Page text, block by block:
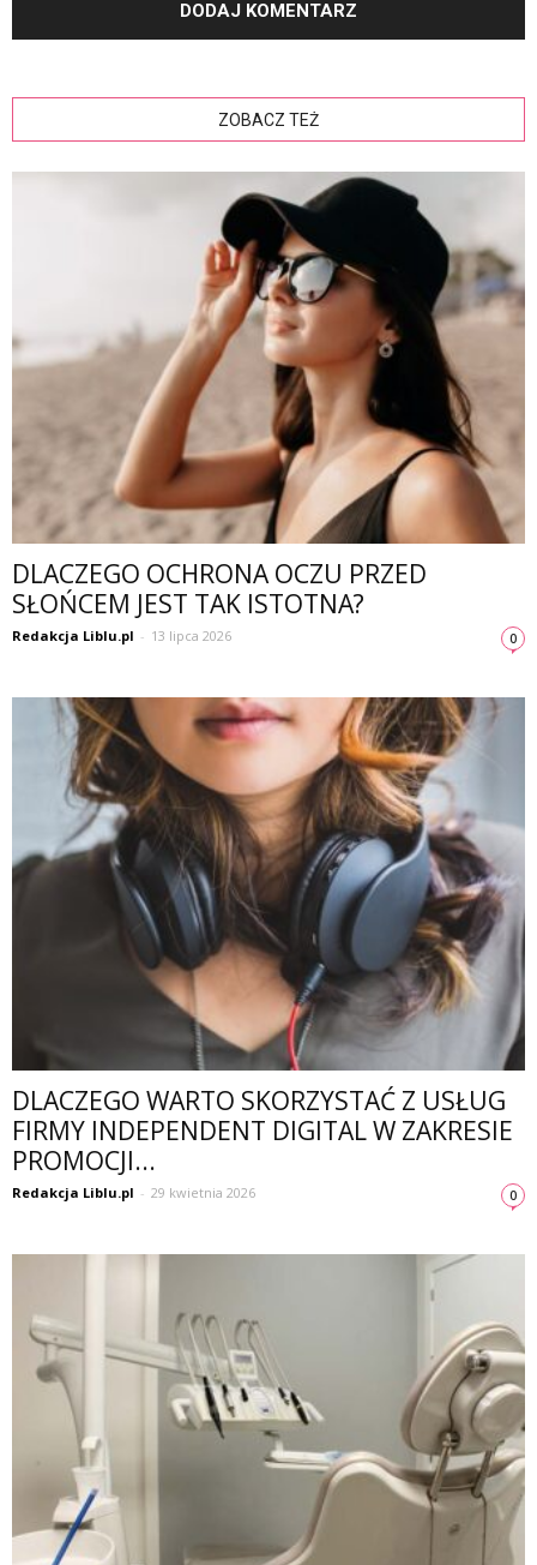
ZOBACZ TEŻ
DLACZEGO OCHRONA OCZU PRZED
SŁOŃCEM JEST TAK ISTOTNA?
Redakcja Liblu.pl - 13 lipca 2026 0
DLACZEGO WARTO SKORZYSTAĆ Z USŁUG
FIRMY INDEPENDENT DIGITAL W ZAKRESIE
PROMOCJI...
Redakcja Liblu.pl - 29 kwietnia 2026 0